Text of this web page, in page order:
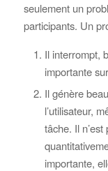
seulement un
participants. Un
Il interrompt,
importante
Il génère
l’utilisateur,
tâche. Il
importante,